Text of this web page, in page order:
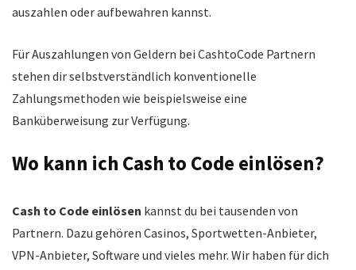
auszahlen oder aufbewahren kannst.
Für Auszahlungen von Geldern bei CashtoCode Partnern
stehen dir selbstverständlich konventionelle
Zahlungsmethoden wie beispielsweise eine
Banküberweisung zur Verfügung.
Wo kann ich Cash to Code einlösen?
Cash to Code einlösen kannst du bei tausenden von
Partnern. Dazu gehören Casinos, Sportwetten-Anbieter,
VPN-Anbieter, Software und vieles mehr. Wir haben für dich